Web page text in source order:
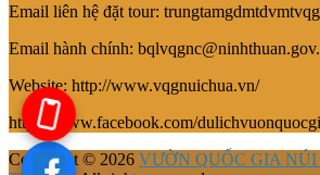
Email liên hệ đặt tour:
Email hành chính:
Website: http://www.vqgnuichua.vn/
https://www.facebook.com/
Copyright © 2026 VƯỜN QUỐC GIA